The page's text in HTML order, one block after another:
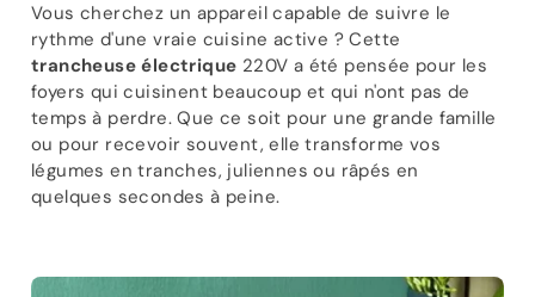
Vous cherchez un appareil capable de suivre le
rythme d'une vraie cuisine active ? Cette
trancheuse électrique 220V a été pensée pour les
foyers qui cuisinent beaucoup et qui n'ont pas de
temps à perdre. Que ce soit pour une grande famille
ou pour recevoir souvent, elle transforme vos
légumes en tranches, juliennes ou râpés en
quelques secondes à peine.